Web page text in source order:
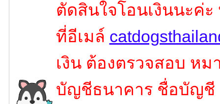
ตัดสินใจโอนเงินนะค่
ที่อีเมล์
เงิน ต้องตรวจสอบ หม
บัญชีธนาคาร ชื่อบัญชี